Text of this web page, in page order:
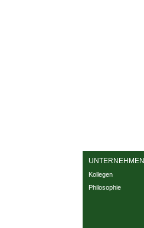
UNTERNEHMEN
Kollegen
Philosophie